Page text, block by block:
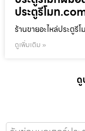
ประตูรีโมท
ร้านขายอะไหล่ประตูรี
ดูเพิ่มเติม »